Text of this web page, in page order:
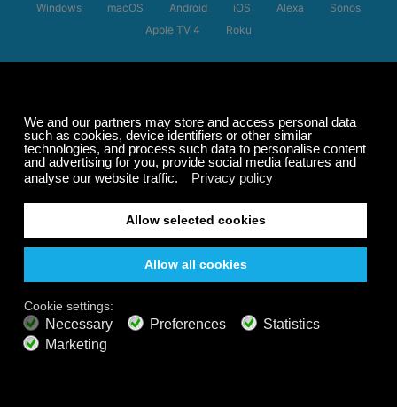
フ。
無料
200以上のチャンネル 終わりのないリスニング
無料で聴く
800以上の音楽チャンネル
広告なしの音楽
サウンドスケープミキサー
拡張プレイリスト
Windows macOS Android iOS Alexa
Sonos
Apple TV 4
Roku
オフラインでも、あらゆ
るデバイスで24時間365
日お楽しみいただけま